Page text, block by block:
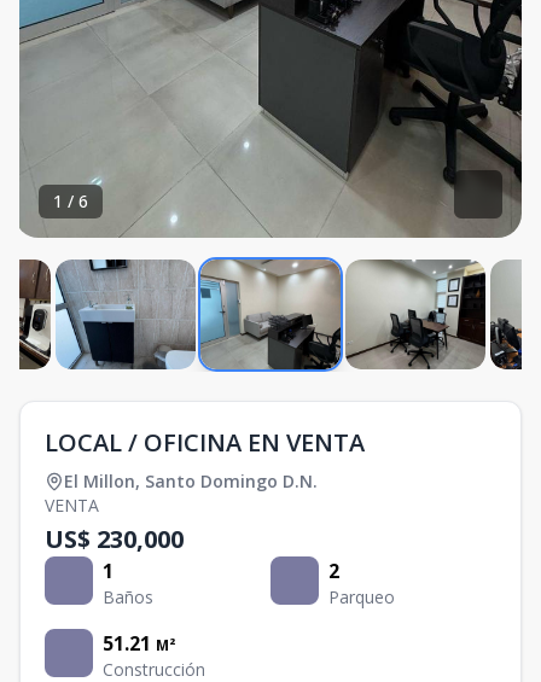
1 / 6
LOCAL / OFICINA EN VENTA
El Millon, Santo Domingo D.N.
VENTA
US$ 230,000
1
Baños
2
Parqueo
51.21 M²
Construcción